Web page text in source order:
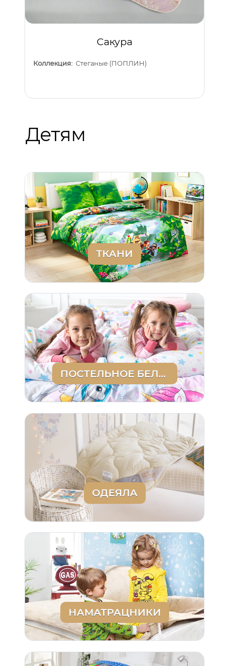
Сакура
Коллекция: Стеганые (ПОПЛИН)
Детям
ТКАНИ
ПОСТЕЛЬНОЕ БЕЛЬЕ
ОДЕЯЛА
НАМАТРАЦНИКИ